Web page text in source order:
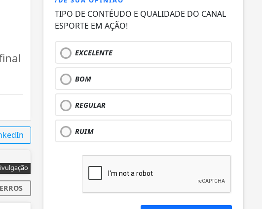
TIPO DE CONTÉUDO E QUALIDADE DO CANAL
ESPORTE EM AÇÃO!
EXCELENTE
BOM
REGULAR
RUIM